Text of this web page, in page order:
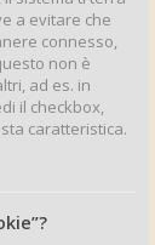
a evitare che
connesso,
non è
ad es. in
il checkbox,
caratteristica.